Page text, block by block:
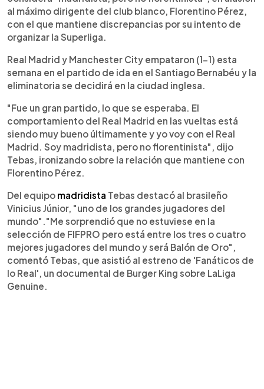
al máximo dirigente del club blanco, Florentino Pérez,
con el que mantiene discrepancias por su intento de
organizar la Superliga.
Real Madrid y Manchester City empataron (1-1) esta
semana en el partido de ida en el Santiago Bernabéu y la
eliminatoria se decidirá en la ciudad inglesa.
"Fue un gran partido, lo que se esperaba. El
comportamiento del Real Madrid en las vueltas está
siendo muy bueno últimamente y yo voy con el Real
Madrid. Soy madridista, pero no florentinista", dijo
Tebas, ironizando sobre la relación que mantiene con
Florentino Pérez.
Del equipo madridista Tebas destacó al brasileño
Vinicius Júnior, "uno de los grandes jugadores del
mundo"."Me sorprendió que no estuviese en la
selección de FIFPRO pero está entre los tres o cuatro
mejores jugadores del mundo y será Balón de Oro",
comentó Tebas, que asistió al estreno de 'Fanáticos de
lo Real', un documental de Burger King sobre LaLiga
Genuine.